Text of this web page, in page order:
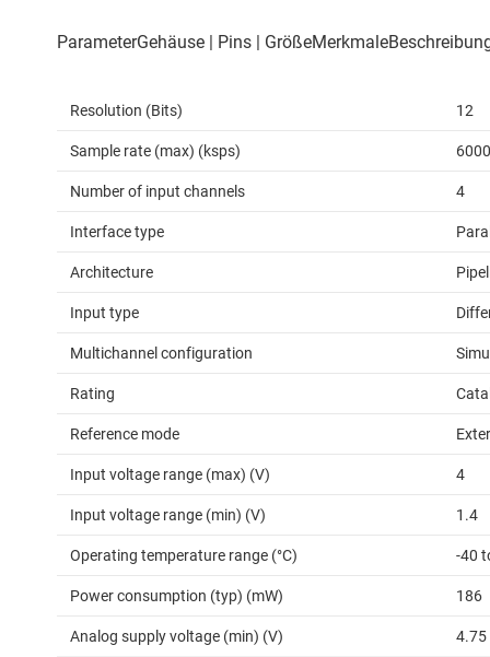
Resolution (Bits) 12
Sample rate (max) (ksps) 6000
Number of input channels 4
Interface type
Architecture
Input type
Multichannel configuration
Rating
Reference mode
Input voltage range (max) (V) 4
Input voltage range (min) (V) 1.4
Operating temperature range (°C) -40
Power consumption (typ) (mW) 186
Analog supply voltage (min) (V) 4.75